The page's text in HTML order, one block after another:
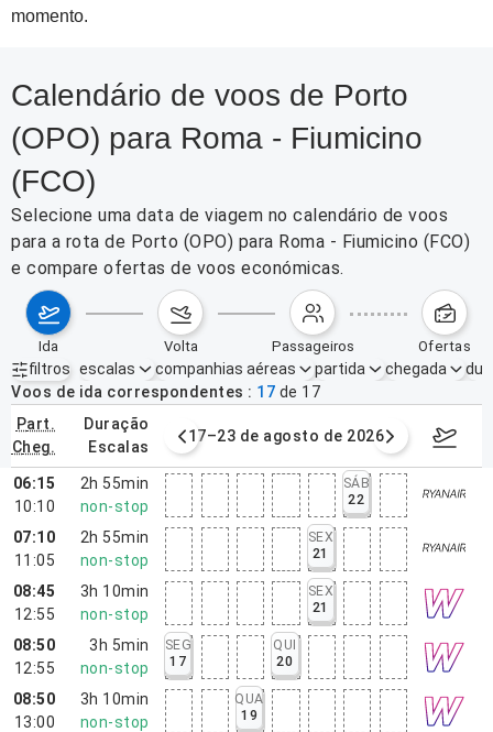
momento.
Calendário de voos de Porto
(OPO) para Roma - Fiumicino
(FCO)
Selecione uma data de viagem no calendário de voos
para a rota de Porto (OPO) para Roma - Fiumicino (FCO)
e compare ofertas de voos económicas.
ida volta passageiros ofertas
filtros
Filtros ativos nenhum
escalas companhias aéreas partida chegada
Voos de ida correspondentes
17 de 17
part.
cheg.
duração
escalas
agosto de 2026 17–23 de agosto de 2026 24–30
06:15
10:10
2h 55min
non-stop
SÁB
22
07:10
11:05
2h 55min
non-stop
SEX
21
08:45
12:55
3h 10min
non-stop
SEX
21
08:50
12:55
3h 5min
non-stop
SEG
17
QUI
20
08:50
13:00
3h 10min
non-stop
QUA
19